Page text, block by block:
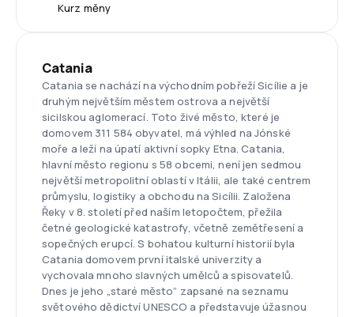
Kurz měny
Catania
Catania se nachází na východním pobřeží Sicílie a je
druhým největším městem ostrova a největší
sicilskou aglomerací. Toto živé město, které je
domovem 311 584 obyvatel, má výhled na Jónské
moře a leží na úpatí aktivní sopky Etna. Catania,
hlavní město regionu s 58 obcemi, není jen sedmou
největší metropolitní oblastí v Itálii, ale také centrem
průmyslu, logistiky a obchodu na Sicílii. Založena
Řeky v 8. století před naším letopočtem, přežila
četné geologické katastrofy, včetně zemětřesení a
sopečných erupcí. S bohatou kulturní historií byla
Catania domovem první italské univerzity a
vychovala mnoho slavných umělců a spisovatelů.
Dnes je jeho „staré město“ zapsané na seznamu
světového dědictví UNESCO a představuje úžasnou